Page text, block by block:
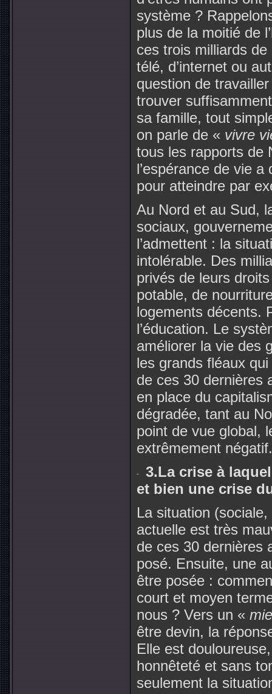
système ?
plus de la moitié de
ces trois milliards de
télé, d’internet ou
question de
trouver
sa famille, tout
on parle de « vivre
tous les rapports de
l’espérance de vie
pour atteindre par
Au Nord et au Sud,
sociaux,
l’admettent : la
intolérable. Des
privés de leurs
potable, de
logements décents.
l’éducation. Le
améliorer la vie des
les grands fléaux
de ces 30 dernières
en place du
dégradée, tant au
point de vue global,
extrêmement négatif.
3.La crise à
et bien une crise
La situation
actuelle est très
de ces 30 dernières
posé. Ensuite, une
être posée :
court et moyen
nous ? Vers un «
être devin, la
Elle est
honnêteté et sans
seulement la